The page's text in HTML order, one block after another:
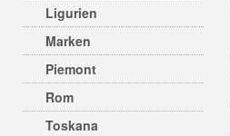
Ligurien
Marken
Piemont
Rom
Toskana